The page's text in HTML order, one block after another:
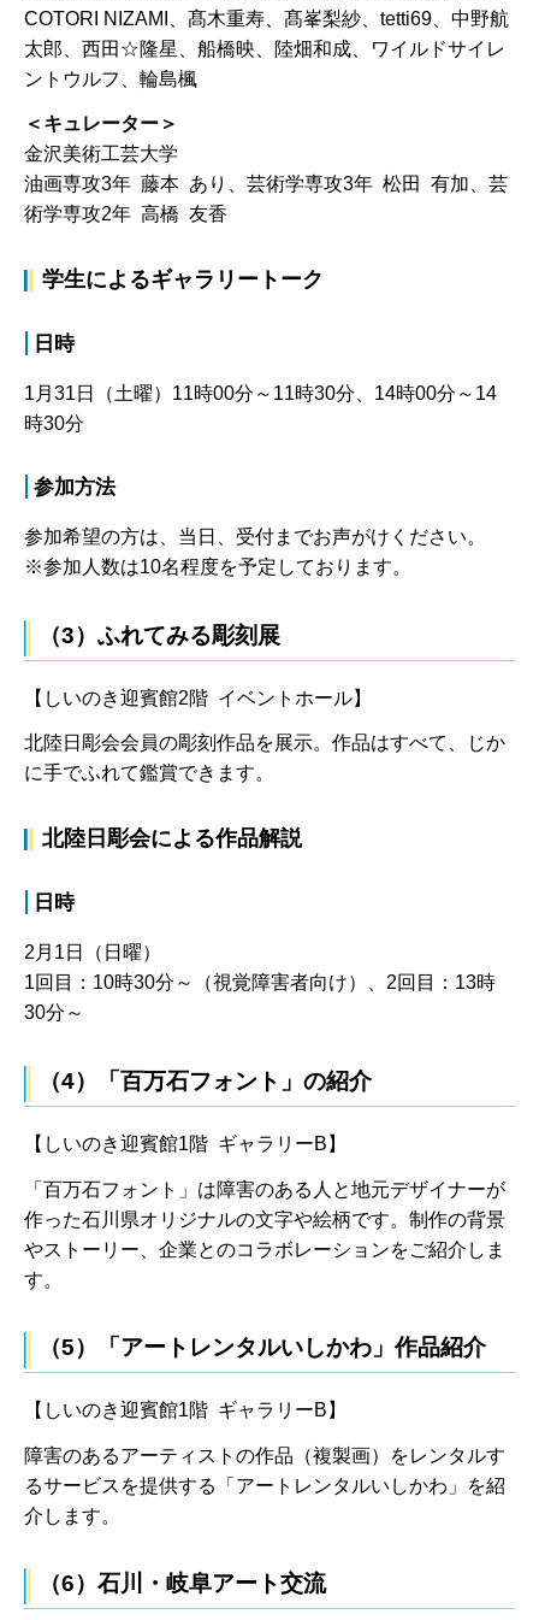
COTORI NIZAMI、髙木重寿、髙峯梨紗、tetti69、中野航
太郎、西田☆隆星、船橋映、陸畑和成、ワイルドサイレ
ントウルフ、輪島楓
＜キュレーター＞
金沢美術工芸大学
油画専攻3年 藤本 あり、芸術学専攻3年 松田 有加、芸
術学専攻2年 高橋 友香
学生によるギャラリートーク
日時
1月31日（土曜）11時00分～11時30分、14時00分～14
時30分
参加方法
参加希望の方は、当日、受付までお声がけください。
※参加人数は10名程度を予定しております。
（3）ふれてみる彫刻展
【しいのき迎賓館2階 イベントホール】
北陸日彫会会員の彫刻作品を展示。作品はすべて、じか
に手でふれて鑑賞できます。
北陸日彫会による作品解説
日時
2月1日（日曜）
1回目：10時30分～（視覚障害者向け）、2回目：13時
30分～
（4）「百万石フォント」の紹介
【しいのき迎賓館1階 ギャラリーB】
「百万石フォント」は障害のある人と地元デザイナーが
作った石川県オリジナルの文字や絵柄です。制作の背景
やストーリー、企業とのコラボレーションをご紹介しま
す。
（5）「アートレンタルいしかわ」作品紹介
【しいのき迎賓館1階 ギャラリーB】
障害のあるアーティストの作品（複製画）をレンタルす
るサービスを提供する「アートレンタルいしかわ」を紹
介します。
（6）石川・岐阜アート交流